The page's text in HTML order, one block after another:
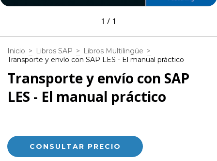
1 / 1
Inicio > Libros SAP > Libros Multilingüe >
Transporte y envío con SAP LES - El manual práctico
Transporte y envío con SAP
LES - El manual práctico